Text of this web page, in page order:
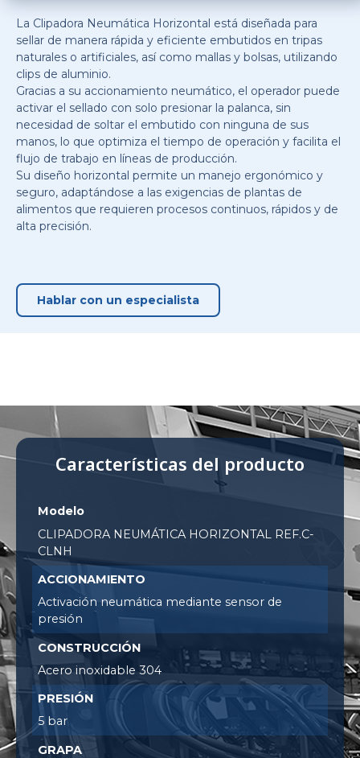
La Clipadora Neumática Horizontal está diseñada para
sellar de manera rápida y eficiente embutidos en tripas
naturales o artificiales, así como mallas y bolsas, utilizando
clips de aluminio.
Gracias a su accionamiento neumático, el operador puede
activar el sellado con solo presionar la palanca, sin
necesidad de soltar el embutido con ninguna de sus
manos, lo que optimiza el tiempo de operación y facilita el
flujo de trabajo en líneas de producción.
Su diseño horizontal permite un manejo ergonómico y
seguro, adaptándose a las exigencias de plantas de
alimentos que requieren procesos continuos, rápidos y de
alta precisión.
Hablar con un especialista
Características del producto
Modelo
CLIPADORA NEUMÁTICA HORIZONTAL REF.C-
CLNH
ACCIONAMIENTO
Activación neumática mediante sensor de
presión
CONSTRUCCIÓN
Acero inoxidable 304
PRESIÓN
5 bar
GRAPA